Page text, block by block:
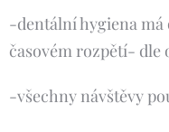
-dentální hygiena
časovém rozpětí- dle
-všechny návštěvy